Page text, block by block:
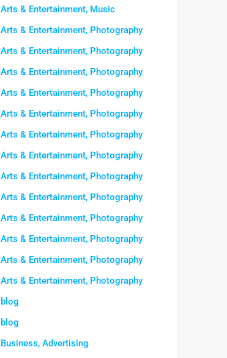
Arts & Entertainment, Music
Arts & Entertainment, Photography
Arts & Entertainment, Photography
Arts & Entertainment, Photography
Arts & Entertainment, Photography
Arts & Entertainment, Photography
Arts & Entertainment, Photography
Arts & Entertainment, Photography
Arts & Entertainment, Photography
Arts & Entertainment, Photography
Arts & Entertainment, Photography
Arts & Entertainment, Photography
Arts & Entertainment, Photography
Arts & Entertainment, Photography
blog
blog
Business, Advertising